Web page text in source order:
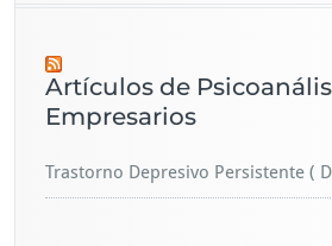
Artículos de
Empresarios
Trastorno Depresivo Persistente (